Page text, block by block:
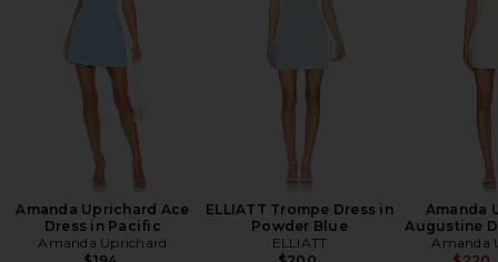
Amanda Uprichard Ace
Dress in Pacific
Amanda Uprichard
ELLIATT Trompe Dress in
Powder Blue
ELLIATT
Amanda
Augustine
Amanda